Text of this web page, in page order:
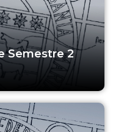
Semestre 2